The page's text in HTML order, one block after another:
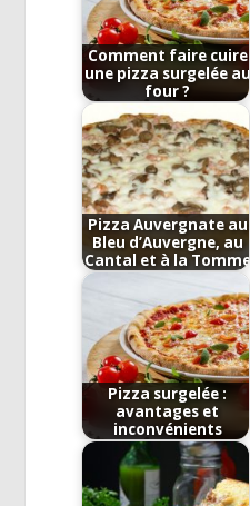
Comment faire cuire
une pizza surgelée au
four ?
Pizza Auvergnate au
Bleu d’Auvergne, au
Cantal et à la Tomme
Pizza surgelée :
avantages et
inconvénients